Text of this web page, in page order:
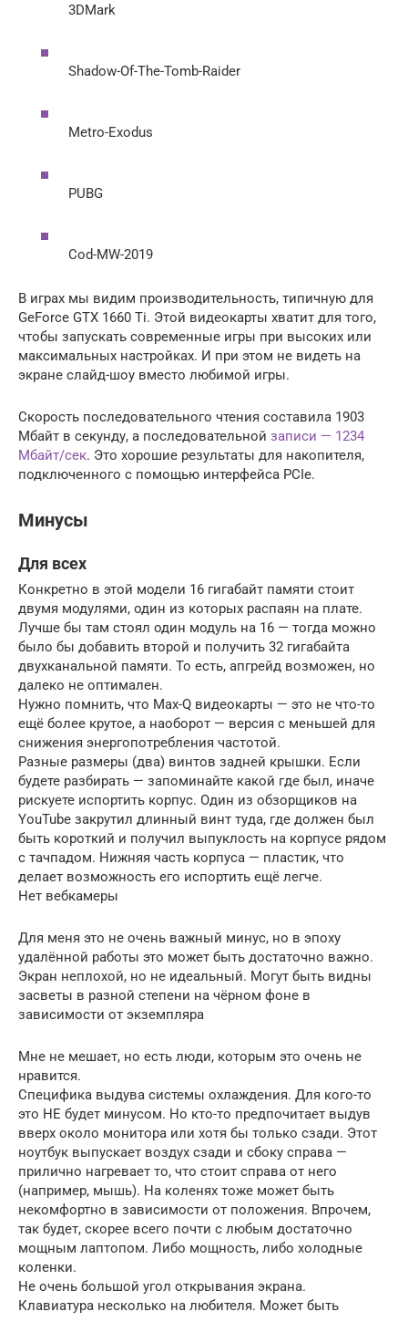
3DMark
Shadow-Of-The-Tomb-Raider
Metro-Exodus
PUBG
Cod-MW-2019
В играх мы видим производительность, типичную для
GeForce GTX 1660 Ti. Этой видеокарты хватит для того,
чтобы запускать современные игры при высоких или
максимальных настройках. И при этом не видеть на
экране слайд-шоу вместо любимой игры.
Скорость последовательного чтения составила 1903
Мбайт в секунду, а последовательной записи — 1234
Мбайт/сек. Это хорошие результаты для накопителя,
подключенного с помощью интерфейса PCIe.
Минусы
Для всех
Конкретно в этой модели 16 гигабайт памяти стоит
двумя модулями, один из которых распаян на плате.
Лучше бы там стоял один модуль на 16 — тогда можно
было бы добавить второй и получить 32 гигабайта
двухканальной памяти. То есть, апгрейд возможен, но
далеко не оптимален.
Нужно помнить, что Max-Q видеокарты — это не что-то
ещё более крутое, а наоборот — версия с меньшей для
снижения энергопотребления частотой.
Разные размеры (два) винтов задней крышки. Если
будете разбирать — запоминайте какой где был, иначе
рискуете испортить корпус. Один из обзорщиков на
YouTube закрутил длинный винт туда, где должен был
быть короткий и получил выпуклость на корпусе рядом
с тачпадом. Нижняя часть корпуса — пластик, что
делает возможность его испортить ещё легче.
Нет вебкамеры
Для меня это не очень важный минус, но в эпоху
удалённой работы это может быть достаточно важно.
Экран неплохой, но не идеальный. Могут быть видны
засветы в разной степени на чёрном фоне в
зависимости от экземпляра
Мне не мешает, но есть люди, которым это очень не
нравится.
Специфика выдува системы охлаждения. Для кого-то
это НЕ будет минусом. Но кто-то предпочитает выдув
вверх около монитора или хотя бы только сзади. Этот
ноутбук выпускает воздух сзади и сбоку справа —
прилично нагревает то, что стоит справа от него
(например, мышь). На коленях тоже может быть
некомфортно в зависимости от положения. Впрочем,
так будет, скорее всего почти с любым достаточно
мощным лаптопом. Либо мощность, либо холодные
коленки.
Не очень большой угол открывания экрана.
Клавиатура несколько на любителя. Может быть